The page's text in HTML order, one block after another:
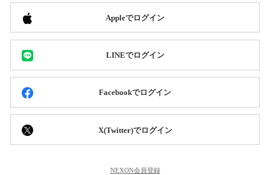
Appleでログイン
LINEでログイン
Facebookでログイン
X(Twitter)でログイン
NEXON会員登録